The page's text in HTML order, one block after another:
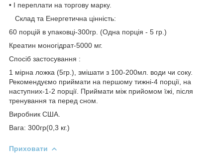
• І переплати на торгову марку.
Склад та Енергетична цінність:
60 порцій в упаковці-300гр. (Одна порція - 5 гр.)
Креатин моногідрат-5000 мг.
Спосіб застосування :
1 мірна ложка (5гр.), змішати з 100-200мл. води чи соку.
Рекомендуємо приймати на першому тижні-4 порції, на
наступних-1-2 порції. Приймати між прийомом їжі, після
тренування та перед сном.
Виробник США.
Вага: 300гр(0,3 кг.)
Приховати